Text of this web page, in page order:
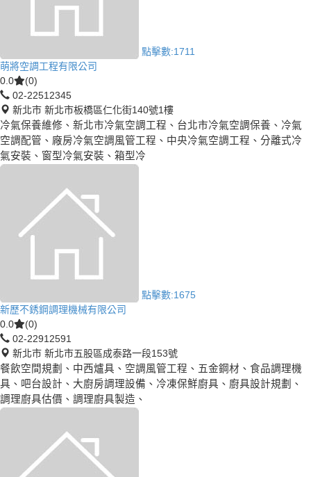
點擊數:1711
萌將空調工程有限公司
0.0
(0)
02-22512345
新北市 新北市板橋區仁化街140號1樓
冷氣保養維修、新北市冷氣空調工程、台北市冷氣空調保養、冷氣
空調配管、廠房冷氣空調風管工程、中央冷氣空調工程、分離式冷
氣安裝、窗型冷氣安裝、箱型冷
點擊數:1675
新歷不銹鋼調理機械有限公司
0.0
(0)
02-22912591
新北市 新北市五股區成泰路一段153號
餐飲空間規劃、中西爐具、空調風管工程、五金鋼材、食品調理機
具、吧台設計、大廚房調理設備、冷凍保鮮廚具、廚具設計規劃、
調理廚具估價、調理廚具製造、